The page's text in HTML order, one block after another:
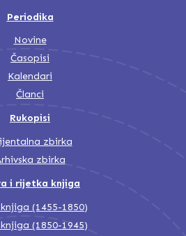
Periodika
Novine
Časopisi
Kalendari
Članci
Rukopisi
zbirka
zbirka
i rijetka knjiga
(1455-1850)
(1850-1945)